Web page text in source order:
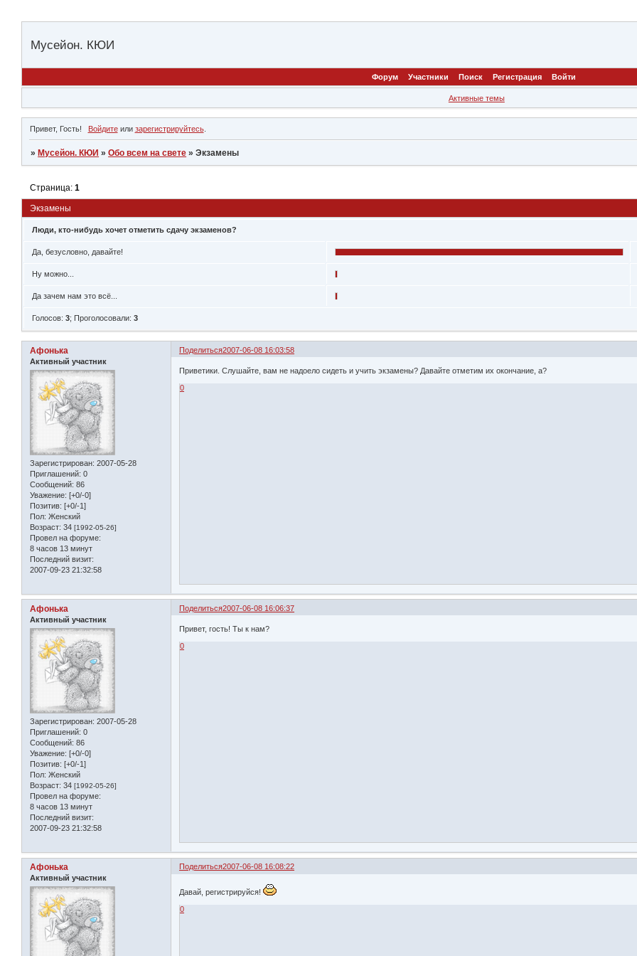
Мусейон. КЮИ
Форум Участники Поиск Регистрация Войти
Активные темы
Привет, Гость! Войдитеили зарегистрируйтесь.
» Мусейон. КЮИ »Обо всем на свете »Экзамены
Экзамены
Страница:1
Люди, кто-нибудь хочет отметить сдачу экзаменов?
Да, безусловно, давайте!
Ну можно...
Да зачем нам это всё...
Голосов: 3; Проголосовали: 3
Поделиться2007-06-08 16:03:58
Афонька
Активный участник
Зарегистрирован: 2007-05-28
Приглашений: 0
Сообщений: 86
Уважение: [+0/-0]
Позитив: [+0/-1]
Пол: Женский
Возраст: 34 [1992-05-26]
Провел на форуме:
8 часов 13 минут
Последний визит:
2007-09-23 21:32:58
Приветики. Слушайте, вам не надоело сидеть и учить экзамены? Давайте отметим их окончание, а?
0
Поделиться2007-06-08 16:06:37
Афонька
Активный участник
Зарегистрирован: 2007-05-28
Приглашений: 0
Сообщений: 86
Уважение: [+0/-0]
Позитив: [+0/-1]
Пол: Женский
Возраст: 34 [1992-05-26]
Провел на форуме:
8 часов 13 минут
Последний визит:
2007-09-23 21:32:58
Привет, гость! Ты к нам?
0
Поделиться2007-06-08 16:08:22
Афонька
Активный участник
Давай, регистрируйся!
0